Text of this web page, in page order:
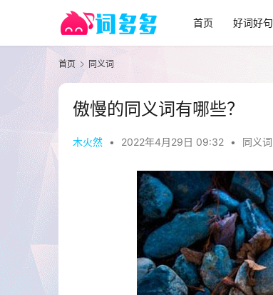
首页 好词好句
首页 同义词
傲慢的同义词有哪些？
木火然 • 2022年4月29日 09:32 • 同义词